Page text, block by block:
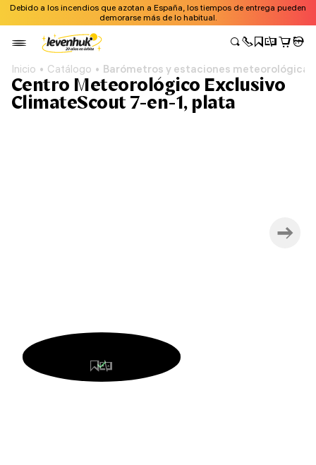
Debido a los incendios que azotan a España, los tiempos de entrega pueden
demorarse más de lo habitual.
Inicio Catálogo Barómetros y estaciones meteorológicas
Centro Meteorológico Exclusivo
ClimateScout 7-en-1, plata